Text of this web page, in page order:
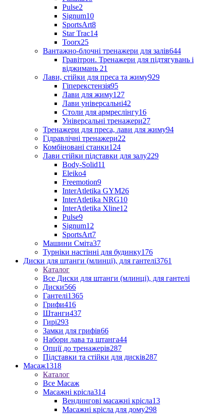
Pulse2
Signum10
SportsArt8
Star Trac14
Toorx25
Вантажно-блочні тренажери для залів644
Гравітрон. Тренажери для підтягувань і
віджимань 21
Лави, стійки для преса та жиму929
Гіперекстензія95
Лави для жиму127
Лави універсальні42
Столи для армреслінгу16
Універсальні тренажери27
Тренажери для преса, лави для жиму94
Гідравлічні тренажери22
Комбіновані станки124
Лави стійки підставки для залу229
Body-Solid11
Eleiko4
Freemotion9
InterAtletika GYM26
InterAtletika NRG10
InterAtletika Xline12
Pulse9
Signum12
SportsArt7
Машини Сміта37
Турніки настінні для будинку176
Диски для штанги (млинці), для гантелі3761
Каталог
Все Диски для штанги (млинці), для гантелі
Диски566
Гантелі1365
Грифи416
Штанги437
Гирі293
Замки для грифів66
Набори лава та штанга44
Опції до тренажерів287
Підставки та стійки для дисків287
Масаж1318
Каталог
Все Масаж
Масажні крісла314
Вендингові масажні крісла13
Масажні крісла для дому298